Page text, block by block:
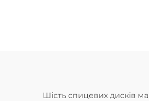
Шість спицевих дисків